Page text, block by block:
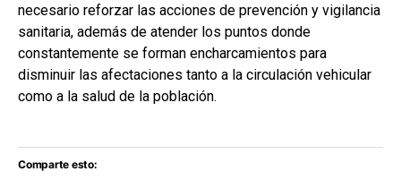
necesario reforzar las acciones de prevención y vigilancia
sanitaria, además de atender los puntos donde
constantemente se forman encharcamientos para
disminuir las afectaciones tanto a la circulación vehicular
como a la salud de la población.
Comparte esto: